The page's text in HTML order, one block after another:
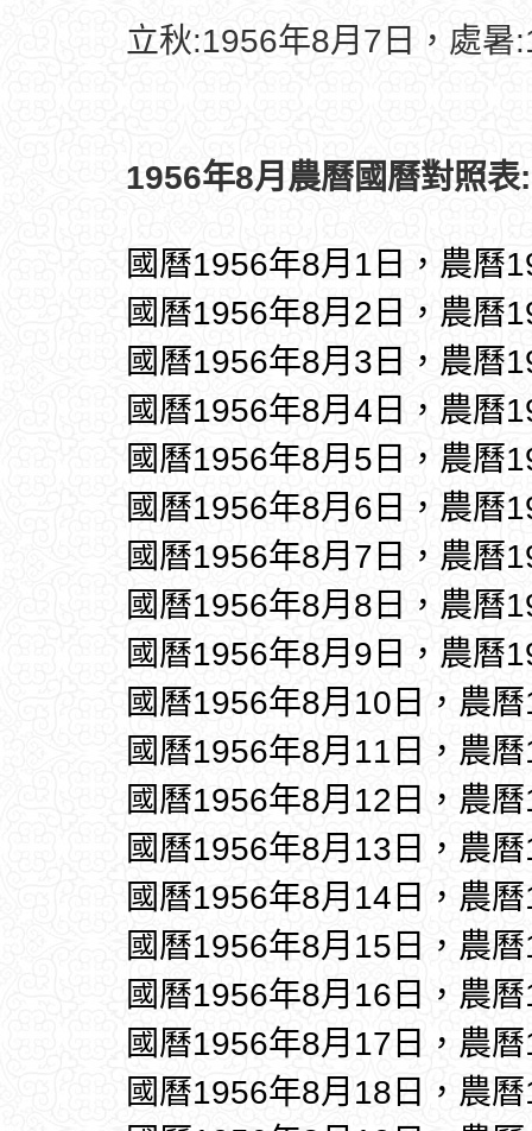
立秋:1956年8月7日，處暑
1956年8月農曆國曆對照表:
國曆1956年8月1日，農曆
國曆1956年8月2日，農曆
國曆1956年8月3日，農曆
國曆1956年8月4日，農曆
國曆1956年8月5日，農曆
國曆1956年8月6日，農曆
國曆1956年8月7日，農曆
國曆1956年8月8日，農曆
國曆1956年8月9日，農曆
國曆1956年8月10日，農
國曆1956年8月11日，農
國曆1956年8月12日，農
國曆1956年8月13日，農
國曆1956年8月14日，農
國曆1956年8月15日，農
國曆1956年8月16日，農
國曆1956年8月17日，農
國曆1956年8月18日，農